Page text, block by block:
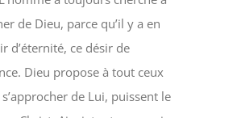
de Dieu, parce qu’il y a en
d’éternité, ce désir de
Dieu propose à tout ceux
de Lui, puissent le